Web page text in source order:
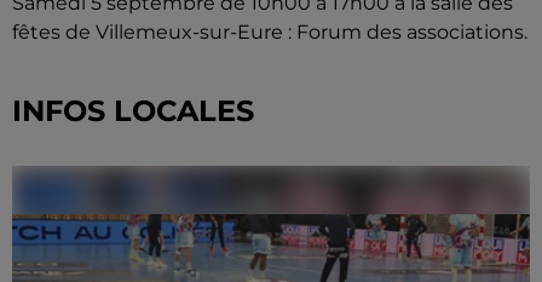
fêtes de Villemeux-sur-Eure : Forum des associations.
INFOS LOCALES